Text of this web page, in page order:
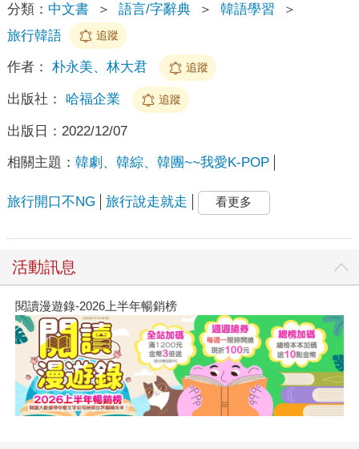
分類： 中文書 ＞ 語言/字辭典 ＞ 韓語學習
＞
旅行韓語
追蹤
作者： 朴永美、林大君 追蹤
出版社： 哈福企業 追蹤
出版日： 2022/12/07
相關主題： 韓劇、韓綜、韓團~~我愛K-POP
旅行開口不NG 旅行說走就走 看更多
活動訊息
閱讀漫遊錄-2026上半年暢銷榜